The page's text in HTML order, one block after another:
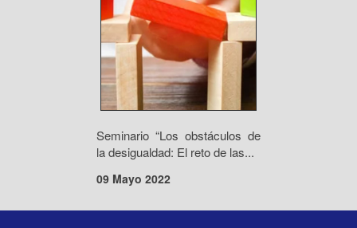
Seminario “Los obstáculos de
la desigualdad: El reto de las...
09 Mayo 2022